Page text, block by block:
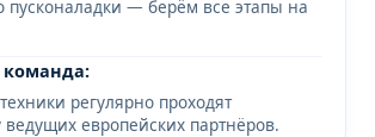
пусконаладки — берём все этапы на
команда:
регулярно проходят
ведущих европейских партнёров.